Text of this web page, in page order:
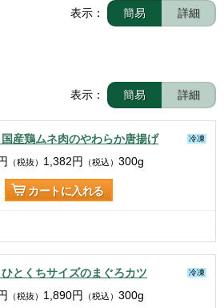
表示： 簡易 詳細
表示： 簡易 詳細
産鶏ムネ肉のやわらか唐揚げ 冷凍
（税抜） 1,382円 （税込） 300g
カートに入れる
とくちサイズのまぐろカツ 冷凍
（税抜） 1,890円 （税込） 300g